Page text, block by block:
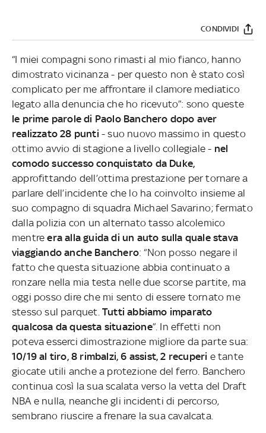
CONDIVIDI
“I miei compagni sono rimasti al mio fianco, hanno
dimostrato vicinanza - per questo non è stato così
complicato per me affrontare il clamore mediatico
legato alla denuncia che ho ricevuto”: sono queste
le prime parole di Paolo Banchero dopo aver
realizzato 28 punti - suo nuovo massimo in questo
ottimo avvio di stagione a livello collegiale - nel
comodo successo conquistato da Duke,
approfittando dell’ottima prestazione per tornare a
parlare dell’incidente che lo ha coinvolto insieme al
suo compagno di squadra Michael Savarino; fermato
dalla polizia con un alternato tasso alcolemico
mentreera alla guida di un auto sulla quale stava
viaggiando anche Banchero: “Non posso negare il
fatto che questa situazione abbia continuato a
ronzare nella mia testa nelle due scorse partite, ma
oggi posso dire che mi sento di essere tornato me
stesso sul parquet. Tutti abbiamo imparato
qualcosa da questa situazione”. In effetti non
poteva esserci dimostrazione migliore da parte sua:
10/19 al tiro, 8 rimbalzi, 6 assist, 2 recuperi e tante
giocate utili anche a protezione del ferro. Banchero
continua così la sua scalata verso la vetta del Draft
NBA e nulla, neanche gli incidenti di percorso,
sembrano riuscire a frenare la sua cavalcata.